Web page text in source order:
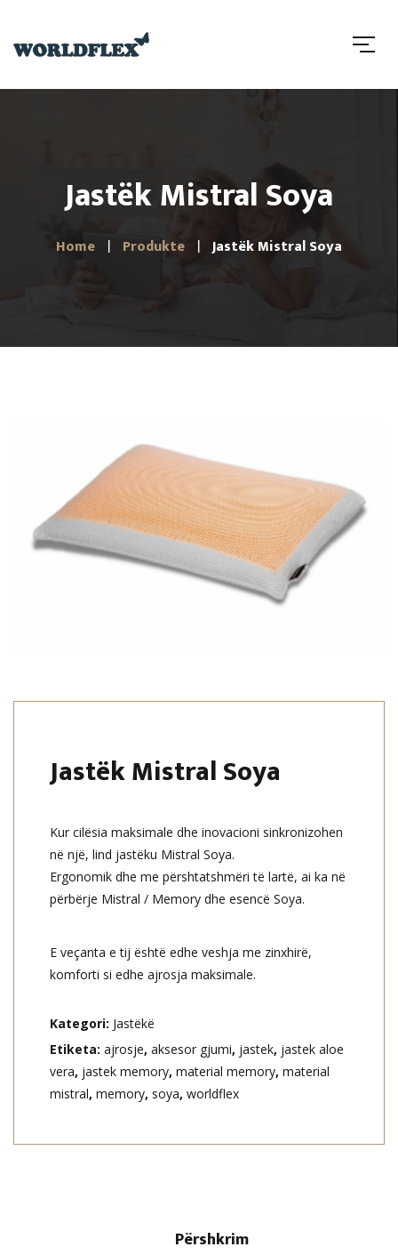
Jastëk Mistral Soya
Home Produkte Jastëk Mistral Soya
Jastëk Mistral Soya
Kur cilësia maksimale dhe inovacioni sinkronizohen
në një, lind jastëku Mistral Soya.
Ergonomik dhe me përshtatshmëri të lartë, ai ka në
përbërje Mistral / Memory dhe esencë Soya.
E veçanta e tij është edhe veshja me zinxhirë,
komforti si edhe ajrosja maksimale.
Kategori: Jastëkë
Etiketa: ajrosje, aksesor gjumi, jastek, jastek aloe
vera, jastek memory, material memory, material
mistral, memory, soya, worldflex
Përshkrim